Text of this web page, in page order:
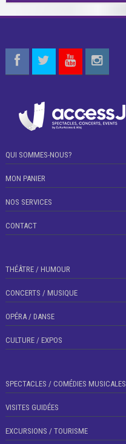
QUI SOMMES-NOUS?
MON PANIER
NOS SERVICES
CONTACT
THÉÂTRE / HUMOUR
CONCERTS / MUSIQUE
OPÉRA / DANSE
CULTURE / EXPOS
SPECTACLES / COMÉDIES MUSICALES
VISITES GUIDÉES
EXCURSIONS / TOURISME